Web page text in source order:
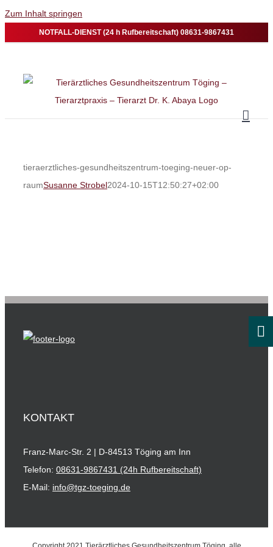
Zum Inhalt springen
NOTFALL-DIENST (24 h Rufbereitschaft) 08631-9867431
tieraerztliches-gesundheitszentrum-toeging-neuer-op-
raumSusanne Strobel2024-10-15T12:50:27+02:00
KONTAKT
Franz-Marc-Str. 2 | D-84513 Töging am Inn
Telefon: 08631-9867431 (24h Rufbereitschaft)
E-Mail: info@tgz-toeging.de